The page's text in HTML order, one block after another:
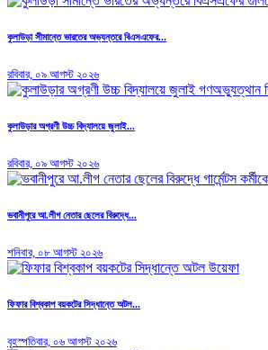
কুলাউড়া সীমান্তে ভারতের অভ্যন্তরে বিএসএফের...
রবিবার, ০৯ আগস্ট ২০২৬
কুলাউড়ার অগ্রণী উচ্চ বিদ্যালয়ে জুলাই...
রবিবার, ০৯ আগস্ট ২০২৬
ভবানীপুরে আ.লীগ নেতার ছেলের বিরুদ্ধে...
শনিবার, ০৮ আগস্ট ২০২৬
ফিফার বিশ্বকাপ বয়কটের সিদ্ধান্তে অটল...
বৃহস্পতিবার, ০৬ আগস্ট ২০২৬